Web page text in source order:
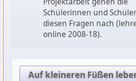
Schülerinnen und Schüler
diesen Fragen nach
online 2008-18).
Auf kleineren Füßen